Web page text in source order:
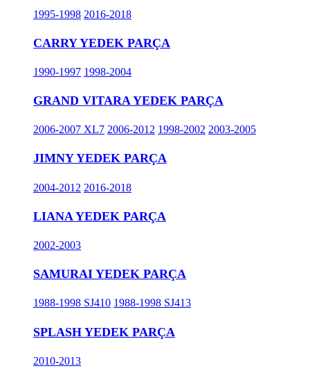
1995-1998 2016-2018
CARRY YEDEK PARÇA
1990-1997 1998-2004
GRAND VITARA YEDEK PARÇA
2006-2007 XL7 2006-2012 1998-2002 2003-2005
JIMNY YEDEK PARÇA
2004-2012 2016-2018
LIANA YEDEK PARÇA
2002-2003
SAMURAI YEDEK PARÇA
1988-1998 SJ410 1988-1998 SJ413
SPLASH YEDEK PARÇA
2010-2013